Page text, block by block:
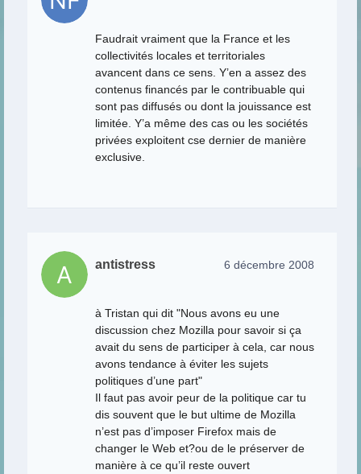
Faudrait vraiment que la France et les
collectivités locales et territoriales
avancent dans ce sens. Y’en a assez des
contenus financés par le contribuable qui
sont pas diffusés ou dont la jouissance est
limitée. Y’a même des cas ou les sociétés
privées exploitent cse dernier de manière
exclusive.
antistress 6 décembre 2008
à Tristan qui dit "Nous avons eu une
discussion chez Mozilla pour savoir si ça
avait du sens de participer à cela, car nous
avons tendance à éviter les sujets
politiques d’une part"
Il faut pas avoir peur de la politique car tu
dis souvent que le but ultime de Mozilla
n’est pas d’imposer Firefox mais de
changer le Web et?ou de le préserver de
manière à ce qu’il reste ouvert